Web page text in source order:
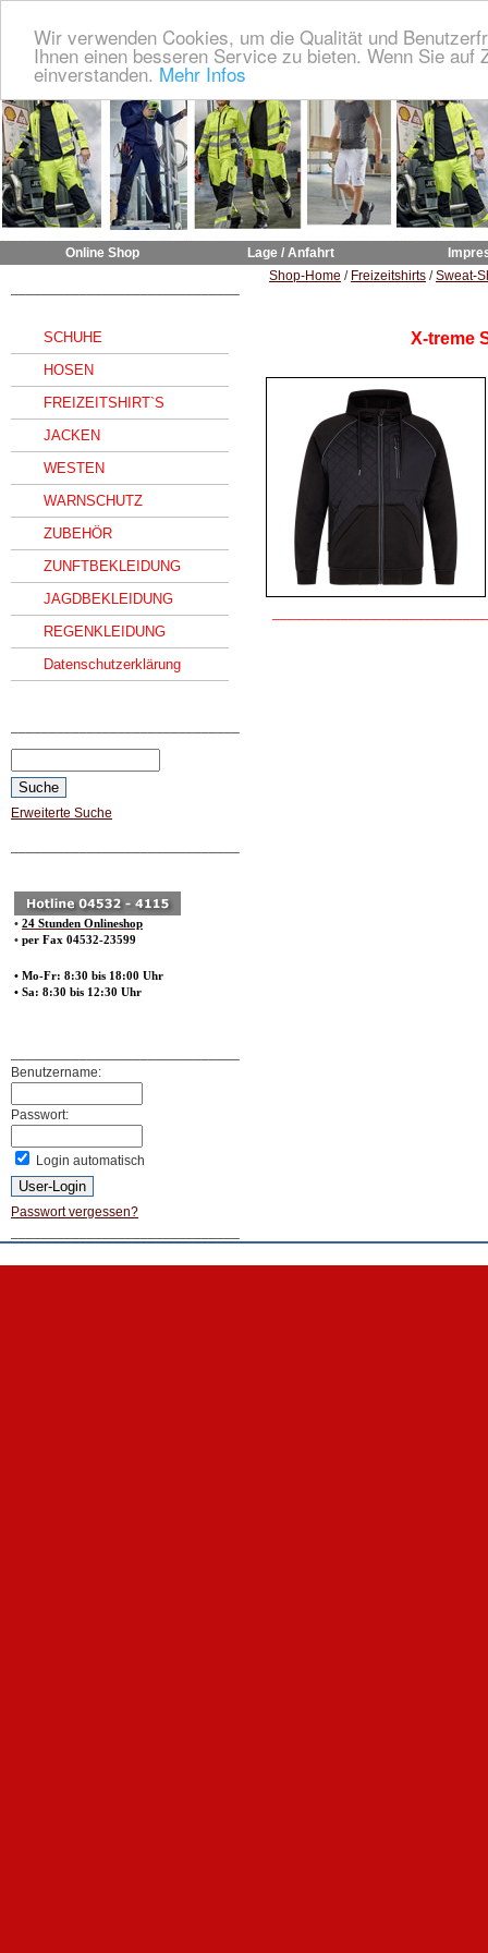
Wir verwenden Cookies, um die Qualität und
Ihnen einen besseren Service zu bieten. Wenn Sie
einverstanden. Mehr Infos
Online Shop Lage / Anfahrt
SCHUHE
HOSEN
FREIZEITSHIRT`S
JACKEN
WESTEN
WARNSCHUTZ
ZUBEHÖR
ZUNFTBEKLEIDUNG
JAGDBEKLEIDUNG
REGENKLEIDUNG
Datenschutzerklärung
Erweiterte Suche
• 24 Stunden Onlineshop
• per Fax 04532-23599
• Mo-Fr: 8:30 bis 18:00 Uhr
• Sa: 8:30 bis 12:30 Uhr
Benutzername:
Passwort:
Login automatisch
Passwort vergessen?
Shop-Home / Freizeitshirts /Sweat-
X-treme